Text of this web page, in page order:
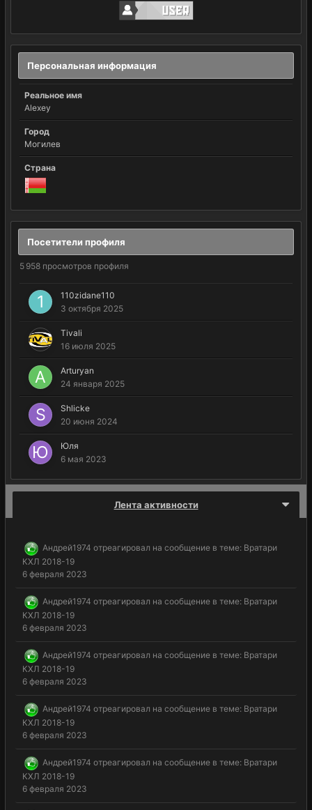
Персональная информация
Реальное имя
Alexey
Город
Могилев
Страна
Посетители профиля
5 958 просмотров профиля
110zidane110
3 октября 2025
Tivali
16 июля 2025
Arturyan
24 января 2025
Shlicke
20 июня 2024
Юля
6 мая 2023
Лента активности
Андрей1974 отреагировал на сообщение в теме: Вратари
КХЛ 2018-19
6 февраля 2023
Андрей1974 отреагировал на сообщение в теме: Вратари
КХЛ 2018-19
6 февраля 2023
Андрей1974 отреагировал на сообщение в теме: Вратари
КХЛ 2018-19
6 февраля 2023
Андрей1974 отреагировал на сообщение в теме: Вратари
КХЛ 2018-19
6 февраля 2023
Андрей1974 отреагировал на сообщение в теме: Вратари
КХЛ 2018-19
6 февраля 2023